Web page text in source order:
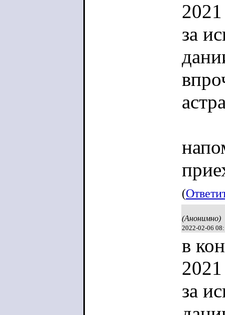
за
(
(Анонимно)
2022-02-06
в
за